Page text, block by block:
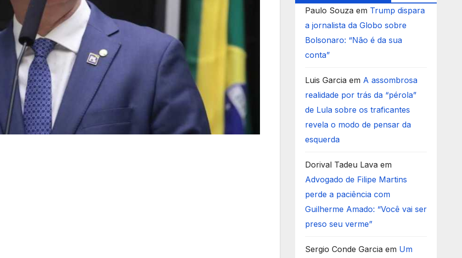
Paulo Souzaem Trump dispara
a jornalista da Globo sobre
Bolsonaro: “Não é da sua
conta”
Luis Garciaem A assombrosa
realidade por trás da “pérola”
de Lula sobre os traficantes
revela o modo de pensar da
esquerda
Dorival Tadeu Lavaem
Advogado de Filipe Martins
perde a paciência com
Guilherme Amado: “Você vai ser
preso seu verme”
Sergio Conde Garciaem Um